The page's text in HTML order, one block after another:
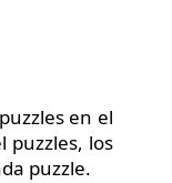
en el
puzzles, los
puzzle.